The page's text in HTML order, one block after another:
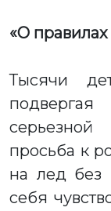
«О
Тысячи
серьезной
просьба к
на лед без
себя